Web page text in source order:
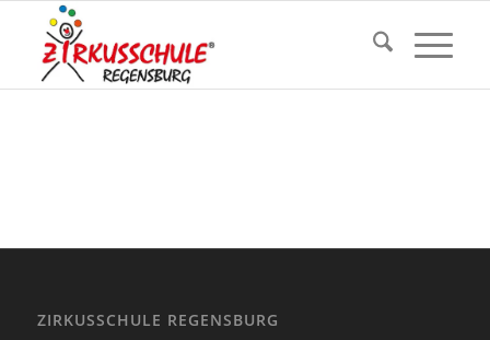
ZIRKUSSCHULE REGENSBURG